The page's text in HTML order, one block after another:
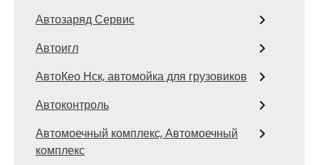
Автозаряд Сервис
Автоигл
АвтоКео Нск, автомойка для грузовиков
Автоконтроль
Автомоечный комплекс, Автомоечный
комплекс